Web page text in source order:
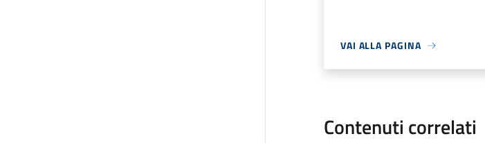
VAI ALLA PAGINA
Contenuti correlati